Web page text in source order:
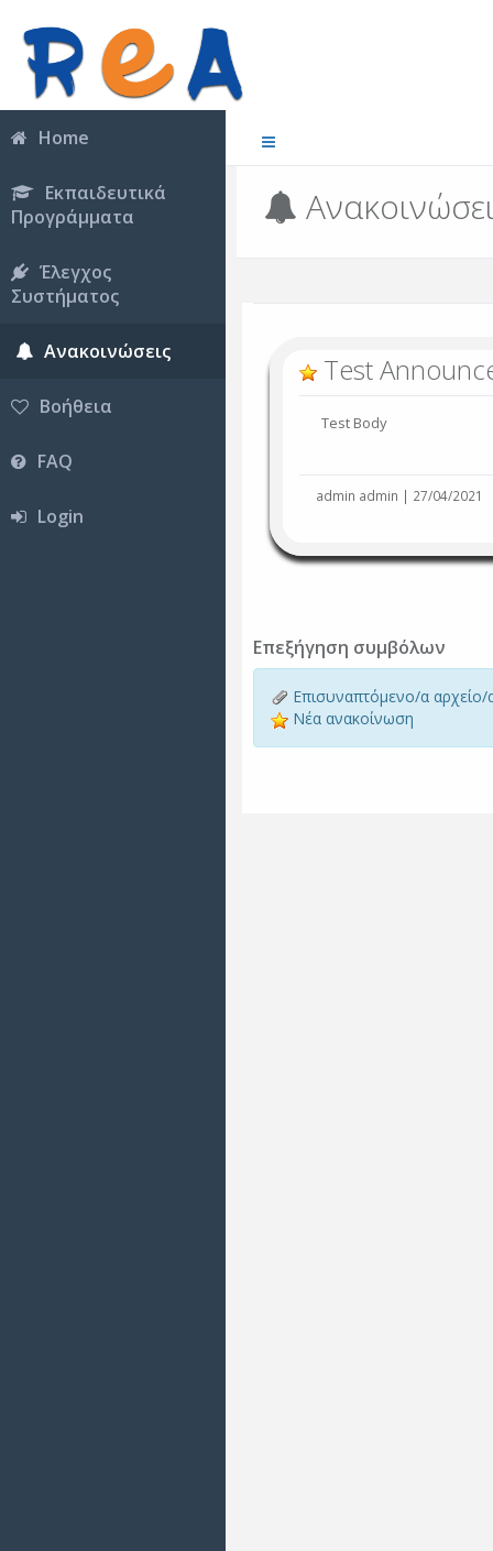
Home
Εκπαιδευτικά
Προγράμματα
Έλεγχος
Συστήματος
Ανακοινώσεις
Βοήθεια
FAQ
Login
Test
Test Body
admin admin | 27/04/2021
Επεξήγηση συμβόλων
Επισυναπτόμενο/α αρχείο/
Νέα ανακοίνωση